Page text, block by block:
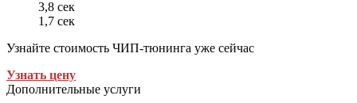
3,8 сек
1,7 сек
Узнайте стоимость ЧИП-тюнинга уже сейчас
Узнать цену
Дополнительные услуги